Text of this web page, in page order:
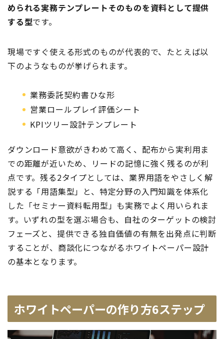
められる実務テンプレートそのものを資料として提供
する型です。
現場ですぐ使える形式のものが代表的で、たとえば以
下のようなものが挙げられます。
業務委託契約書ひな形
営業ロールプレイ評価シート
KPIツリー設計テンプレート
ダウンロード意欲がきわめて高く、配布から実利用ま
での距離が近いため、リードの記憶に強く残るのが利
点です。残る2タイプとしては、業界用語をやさしく解
説する「用語集型」と、特定分野の入門知識を体系化
した「セミナー資料転用型」も実務でよく用いられま
す。いずれの型を選ぶ場合も、自社のターゲットの検討
フェーズと、提供できる独自価値の有無を出発点に判断
することが、商談化につながるホワイトペーパー設計
の基本となります。
ホワイトペーパーの作り方6ステップ